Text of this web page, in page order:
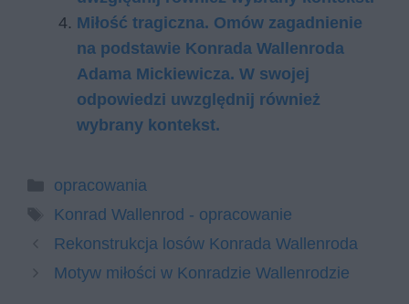
Miłość tragiczna. Omów zagadnienie
na podstawie Konrada Wallenroda
Adama Mickiewicza. W swojej
odpowiedzi uwzględnij również
wybrany kontekst.
Kategorie
opracowania
Tagi
Konrad Wallenrod - opracowanie
Rekonstrukcja losów Konrada Wallenroda
Motyw miłości w Konradzie Wallenrodzie